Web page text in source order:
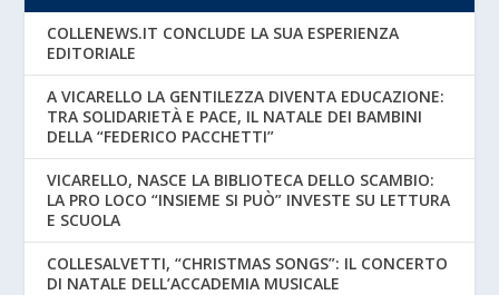
COLLENEWS.IT CONCLUDE LA SUA ESPERIENZA
EDITORIALE
A VICARELLO LA GENTILEZZA DIVENTA EDUCAZIONE:
TRA SOLIDARIETÀ E PACE, IL NATALE DEI BAMBINI
DELLA “FEDERICO PACCHETTI”
VICARELLO, NASCE LA BIBLIOTECA DELLO SCAMBIO:
LA PRO LOCO “INSIEME SI PUÒ” INVESTE SU LETTURA
E SCUOLA
COLLESALVETTI, “CHRISTMAS SONGS”: IL CONCERTO
DI NATALE DELL’ACCADEMIA MUSICALE